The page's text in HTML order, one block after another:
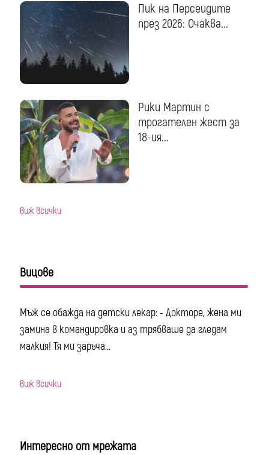
Пик на Персеидите
през 2026: Очаква...
Рики Мартин с
трогателен жест за
18-ия...
виж всички
Вицове
Мъж се обажда на детски лекар: - Докторе, жена ми
замина в командировка и аз трябваше да гледам
малкия! Тя ми заръча...
виж всички
Интересно от мрежата